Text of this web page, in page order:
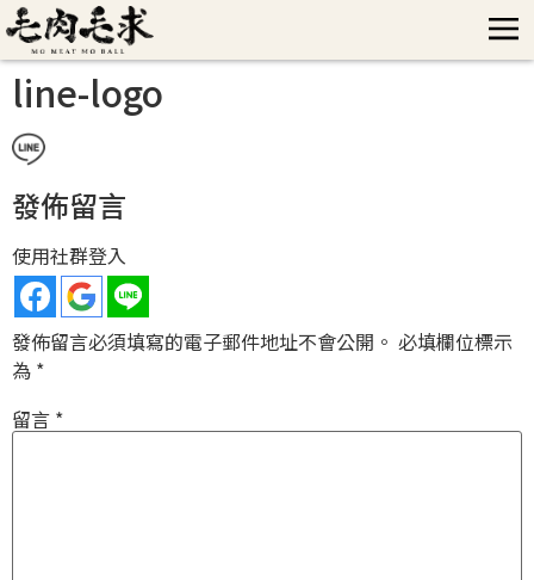
line-logo
發佈留言
使用社群登入
發佈留言必須填寫的電子郵件地址不會公開。 必填欄位標示
為 *
留言 *